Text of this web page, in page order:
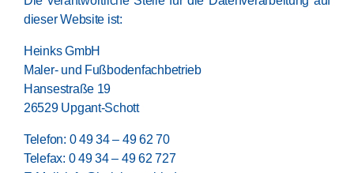
dieser Website ist:
Heinks GmbH
Maler- und Fußbodenfachbetrieb
Hansestraße 19
26529 Upgant-Schott
Telefon: 0 49 34 – 49 62 70
Telefax: 0 49 34 – 49 62 727